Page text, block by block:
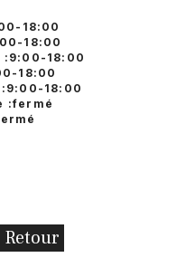
18:00
18:00
18:00
18:00
18:00
:fermé
Retour